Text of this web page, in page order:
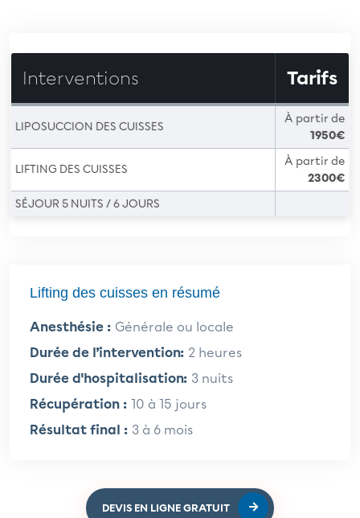
Interventions Tarifs
LIPOSUCCION DES CUISSES
À partir de
1950€
LIFTING DES CUISSES
À partir de
2300€
SÉJOUR 5 NUITS / 6 JOURS
Lifting des cuisses en résumé
Anesthésie : Générale ou locale
Durée de l’intervention: 2 heures
Durée d'hospitalisation: 3 nuits
Récupération : 10 à 15 jours
Résultat final : 3 à 6 mois
DEVIS EN LIGNE GRATUIT